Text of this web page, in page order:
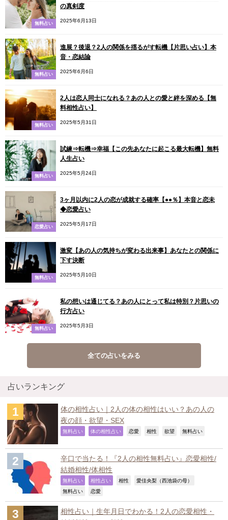
無料占い
の真剣度
2025年6月13日
無料占い
進展？後退？2人の関係を揺るがす転機【片思い占い】本
音・恋結論
2025年6月6日
無料占い
2人は恋人同士になれる？あの人との愛と絆を深める【無
料相性占い】
2025年5月31日
無料占い
試練⇒転機⇒幸福【この先あなたに起こる最大転機】無料
人生占い
2025年5月24日
恋愛占い
3ヶ月以内に2人の恋が成就する確率【●●％】本音と恋未
◆恋愛占い
2025年5月17日
無料占い
激変【あの人の気持ちが変わる出来事】あなたとの関係に
下す決断
2025年5月10日
無料占い
私の想いは通じてる？あの人にとって私は特別？片思いの
行方占い
2025年5月3日
全ての占いをみる
占いランキング
体の相性占い｜2人の体の相性はいい？あの人の
夜の顔・欲望・SEX
無料占い 体の相性占い 恋愛 相性 欲望 無料占い
辛口で当たる！『2人の相性無料占い』恋愛相性/
結婚相性/体相性
無料占い 相性占い 相性 愛佳央梨（西池袋の母）
無料占い 恋愛
相性占い｜生年月日でわかる！2人の恋愛相性・